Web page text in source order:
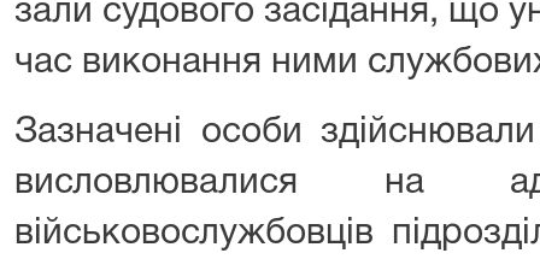
зали судового засідання, що
час виконання ними
Зазначені особи
висловлювалися на
військовослужбовців